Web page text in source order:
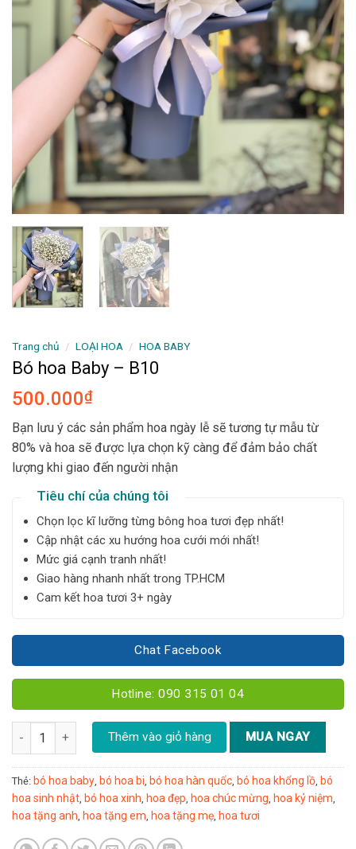
Trang chủ / LOẠI HOA / HOA BABY
Bó hoa Baby – B10
500.000₫
Bạn lưu ý các sản phẩm hoa ngày lễ sẽ tương tự mẫu từ
80% và hoa sẽ được lựa chọn kỹ càng để đảm bảo chất
lượng khi giao đến người nhận
Tiêu chí của chúng tôi
Chọn lọc kĩ lưỡng từng bông hoa tươi đẹp nhất!
Cập nhật các xu hướng hoa cưới mới nhất!
Mức giá cạnh tranh nhất!
Giao hàng nhanh nhất trong TP.HCM
Cam kết hoa tươi 3+ ngày
Chat Facebook
Hotline: 090 315 01 04
Bó hoa Baby - B10 số lượngThêm vào giỏ hàng MUA NGAY
Thẻ: bó hoa baby bó hoa bi bó hoa hàn quốc bó hoa khổng lồ bó
hoa sinh nhật bó hoa xinh hoa đẹp hoa chúc mừng hoa kỷ niệm
hoa tặng anh hoa tặng em hoa tặng mẹ hoa tươi